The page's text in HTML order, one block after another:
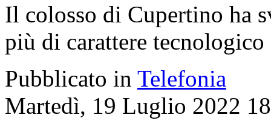
Il colosso di Cupertino ha
più di carattere
Pubblicato in Telefonia
Martedì, 19 Luglio 2022